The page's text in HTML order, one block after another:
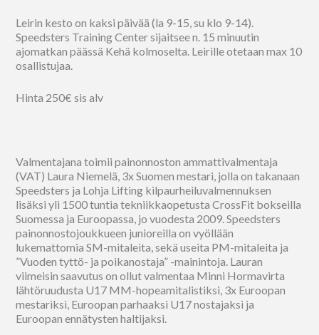
Leirin kesto on kaksi päivää (la 9-15, su klo 9-14).
Speedsters Training Center sijaitsee n. 15 minuutin
ajomatkan päässä Kehä kolmoselta. Leirille otetaan max 10
osallistujaa.
Hinta 250€ sis alv
Valmentajana toimii painonnoston ammattivalmentaja
(VAT) Laura Niemelä, 3x Suomen mestari, jolla on takanaan
Speedsters ja Lohja Lifting kilpaurheiluvalmennuksen
lisäksi yli 1500 tuntia tekniikkaopetusta CrossFit bokseilla
Suomessa ja Euroopassa, jo vuodesta 2009. Speedsters
painonnostojoukkueen junioreilla on vyöllään
lukemattomia SM-mitaleita, sekä useita PM-mitaleita ja
”Vuoden tyttö- ja poikanostaja” -mainintoja. Lauran
viimeisin saavutus on ollut valmentaa Minni Hormavirta
lähtöruudusta U17 MM-hopeamitalistiksi, 3x Euroopan
mestariksi, Euroopan parhaaksi U17 nostajaksi ja
Euroopan ennätysten haltijaksi.